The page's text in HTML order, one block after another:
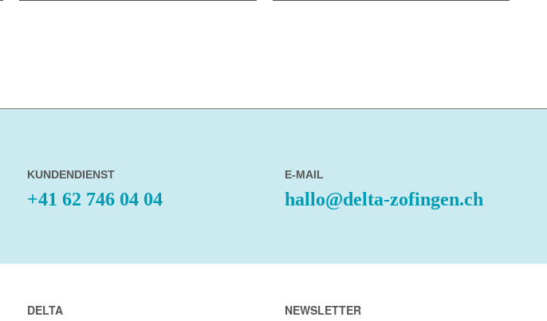
KUNDENDIENST
+41 62 746 04 04
E-MAIL
hallo@delta-zofingen.ch
DELTA NEWSLETTER